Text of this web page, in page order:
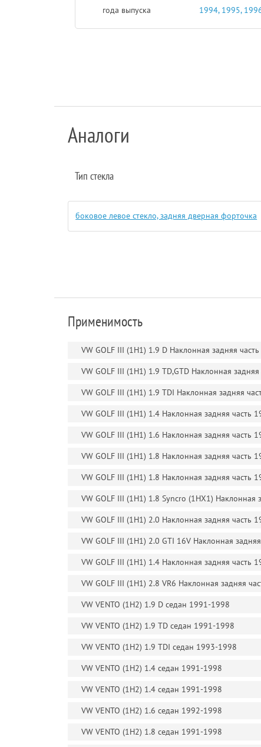
года выпуска
1994, 1995,
Аналоги
Тип стекла
боковое левое стекло, задняя дверная форточка
Применимость
VW GOLF III (1H1) 1.9 D Наклонная задняя
VW GOLF III (1H1) 1.9 TD,GTD Наклонная
VW GOLF III (1H1) 1.9 TDI Наклонная задняя
VW GOLF III (1H1) 1.4 Наклонная задняя часть
VW GOLF III (1H1) 1.6 Наклонная задняя часть
VW GOLF III (1H1) 1.8 Наклонная задняя часть
VW GOLF III (1H1) 1.8 Наклонная задняя часть
VW GOLF III (1H1) 1.8 Syncro (1HX1) Наклонная
VW GOLF III (1H1) 2.0 Наклонная задняя часть
VW GOLF III (1H1) 2.0 GTI 16V Наклонная
VW GOLF III (1H1) 1.4 Наклонная задняя часть
VW GOLF III (1H1) 2.8 VR6 Наклонная задняя
VW VENTO (1H2) 1.9 D седан 1991-1998
VW VENTO (1H2) 1.9 TD седан 1991-1998
VW VENTO (1H2) 1.9 TDI седан 1993-1998
VW VENTO (1H2) 1.4 седан 1991-1998
VW VENTO (1H2) 1.4 седан 1991-1998
VW VENTO (1H2) 1.6 седан 1992-1998
VW VENTO (1H2) 1.8 седан 1991-1998